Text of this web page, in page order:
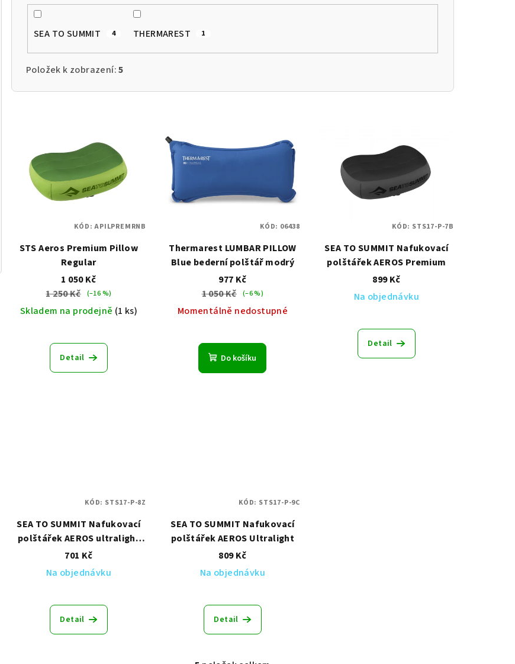
SEA TO SUMMIT 4 THERMAREST 1
Položek k zobrazení:5
rSTS Aeros Premium Pillow
Regular
1 050 Kč
1 250 Kč
(–16 %)
Skladem na prodejně (1 ks)
Detail
KÓD:APILPREMRNB
Thermarest LUMBAR PILLOW
Blue bederní polštář modrý
977 Kč
1 050 Kč (–6 %)
Momentálně nedostupné
Do košíku
KÓD: 06438
SEA TO SUMMIT Nafukovací
polštářek AEROS Premium
899 Kč
Na objednávku
Detail
KÓD: STS17-P-7B
SEA TO SUMMIT Nafukovací
polštářek AEROS ultralight
Traveller
701 Kč
Na objednávku
Detail
KÓD: STS17-P-8Z
SEA TO SUMMIT Nafukovací
polštářek AEROS Ultralight
809 Kč
Na objednávku
Detail
KÓD: STS17-P-9C